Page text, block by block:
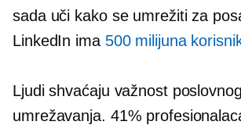
sada uči kako se umrežiti za
LinkedIn ima 500 milijuna
Ljudi shvaćaju važnost poslovnog
umrežavanja. 41%